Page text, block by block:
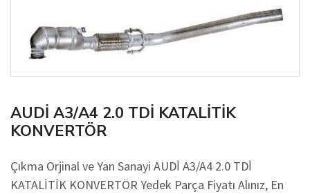
AUDİ A3/A4 2.0 TDİ KATALİTİK
KONVERTÖR
Çıkma Orjinal ve Yan Sanayi AUDİ A3/A4 2.0 TDİ
KATALİTİK KONVERTÖR Yedek Parça Fiyatı Alınız, En